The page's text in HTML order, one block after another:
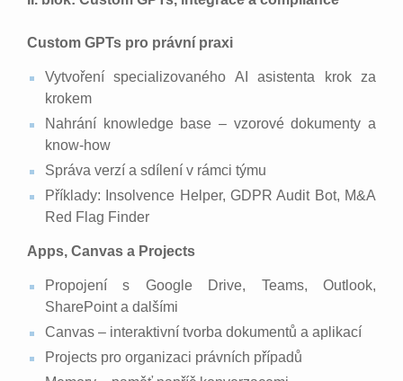
Custom GPTs pro právní praxi
Vytvoření specializovaného AI asistenta krok za
krokem
Nahrání knowledge base – vzorové dokumenty a
know-how
Správa verzí a sdílení v rámci týmu
Příklady: Insolvence Helper, GDPR Audit Bot, M&A
Red Flag Finder
Apps, Canvas a Projects
Propojení s Google Drive, Teams, Outlook,
SharePoint a dalšími
Canvas – interaktivní tvorba dokumentů a aplikací
Projects pro organizaci právních případů